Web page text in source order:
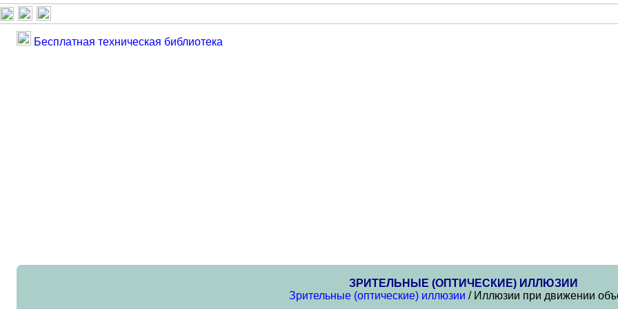
Бесплатная техническая библиотека
ЗРИТЕЛЬНЫЕ (ОПТИЧЕСКИЕ) ИЛЛЮЗИИ
Зрительные (оптические) иллюзии / Иллюзии при движении